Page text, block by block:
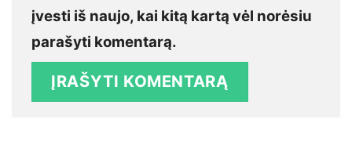
įvesti iš naujo, kai kitą kartą vėl norėsiu
parašyti komentarą.